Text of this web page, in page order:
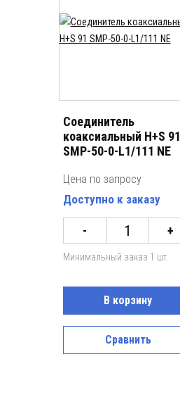
Соединитель
коаксиальный H+S 91
SMP-50-0-L1/111 NE
Цена по запросу
Доступно к заказу
- +
Минимальный заказ 1 шт.
В корзину
Сравнить